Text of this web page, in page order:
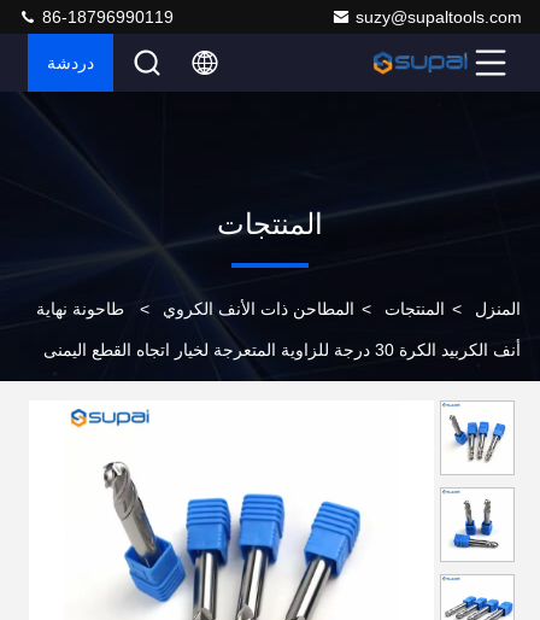
suzy@supaltools.com
86-18796990119
دردشة
المنتجات
المنزل > المنتجات > المطاحن ذات الأنف الكروي > طاحونة نهاية
أنف الكربيد الكرة 30 درجة للزاوية المتعرجة لخيار اتجاه القطع اليمنى